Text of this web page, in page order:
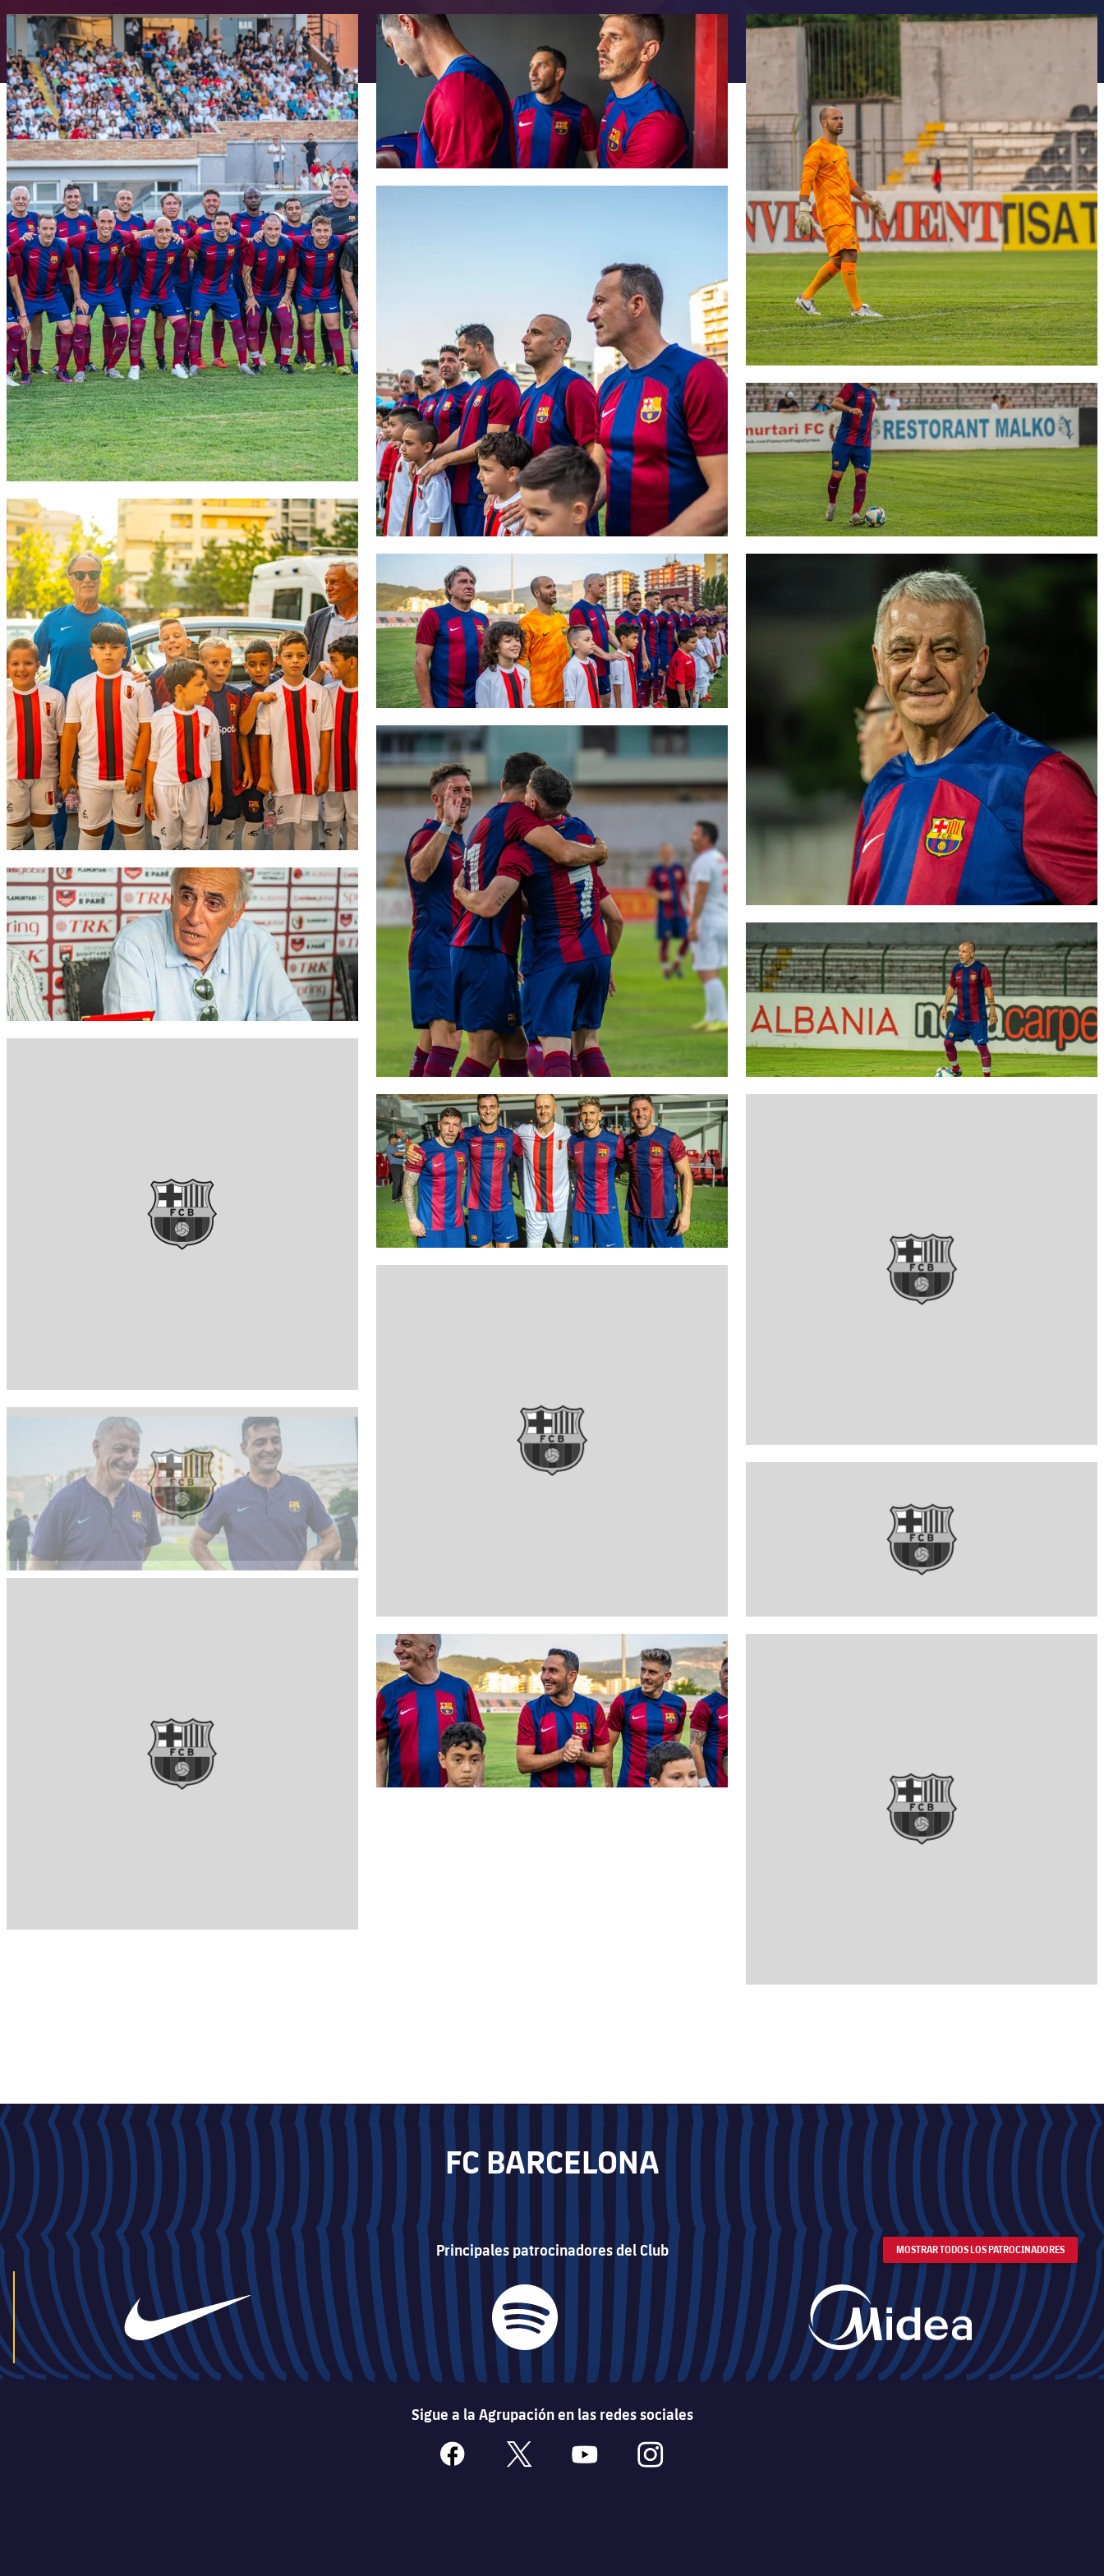
FC Barcelona club badge
FC Barcelona club badge
FC Barcelona club badge
FC Barcelona club badge
FC Barcelona club badge
FC Barcelona club badge
FC Barcelona club badge
FC Barcelona club badge
FC Barcelona club badge
FC Barcelona club badge
FC Barcelona club badge
FC Barcelona club badge
FC BARCELONA
Principales patrocinadores del Club MOSTRAR TODOS LOS PATROCINADORES
Sigue a la Agrupación en las redes sociales
facebook x youtube instagram